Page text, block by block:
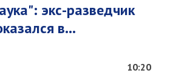
экс-разведчик
в...
10:20